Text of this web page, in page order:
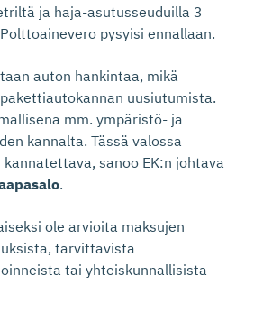
ja haja-asutusseuduilla 3
pysyisi ennallaan.
auton hankintaa, mikä
uusiutumista.
mm. ympäristö- ja
kannalta. Tässä valossa
sanoo EK:n johtava
.
ole arvioita maksujen
tarvittavista
tai yhteiskunnallisista